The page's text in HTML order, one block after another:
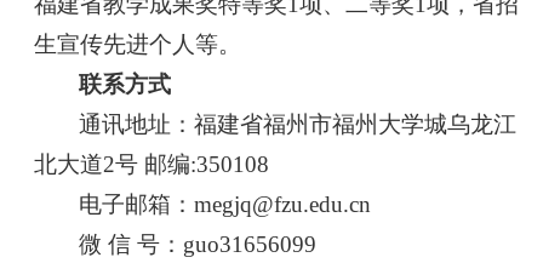
生宣传先进个人等。
联系方式
通讯地址：福建省福州市福州大学城乌龙江
北大道2号 邮编:350108
电子邮箱：megjq@fzu.edu.cn
微 信 号：guo31656099